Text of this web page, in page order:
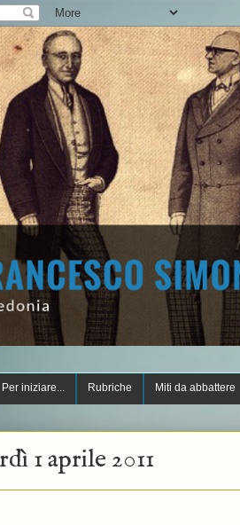
Per iniziare... Rubriche Miti da abbattere
1 aprile 2011